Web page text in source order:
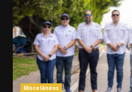
Misceláneos